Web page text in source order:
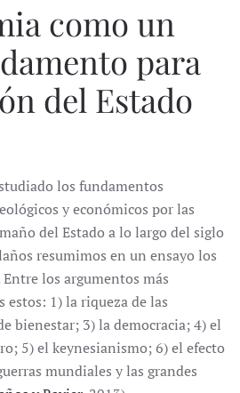
como un
para
del Estado
los fundamentos
y económicos por las
del Estado a lo largo del siglo
resumimos en un ensayo los
los argumentos más
estos: 1) la riqueza de las
bienestar; 3) la democracia; 4) el
5) el keynesianismo; 6) el efecto
mundiales y las grandes